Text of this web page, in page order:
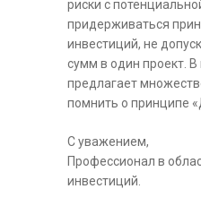
риски с
придерживаться
инвестиций, не
сумм в один проект.
предлагает
помнить о принципе
С уважением,
Профессионал в
инвестиций.